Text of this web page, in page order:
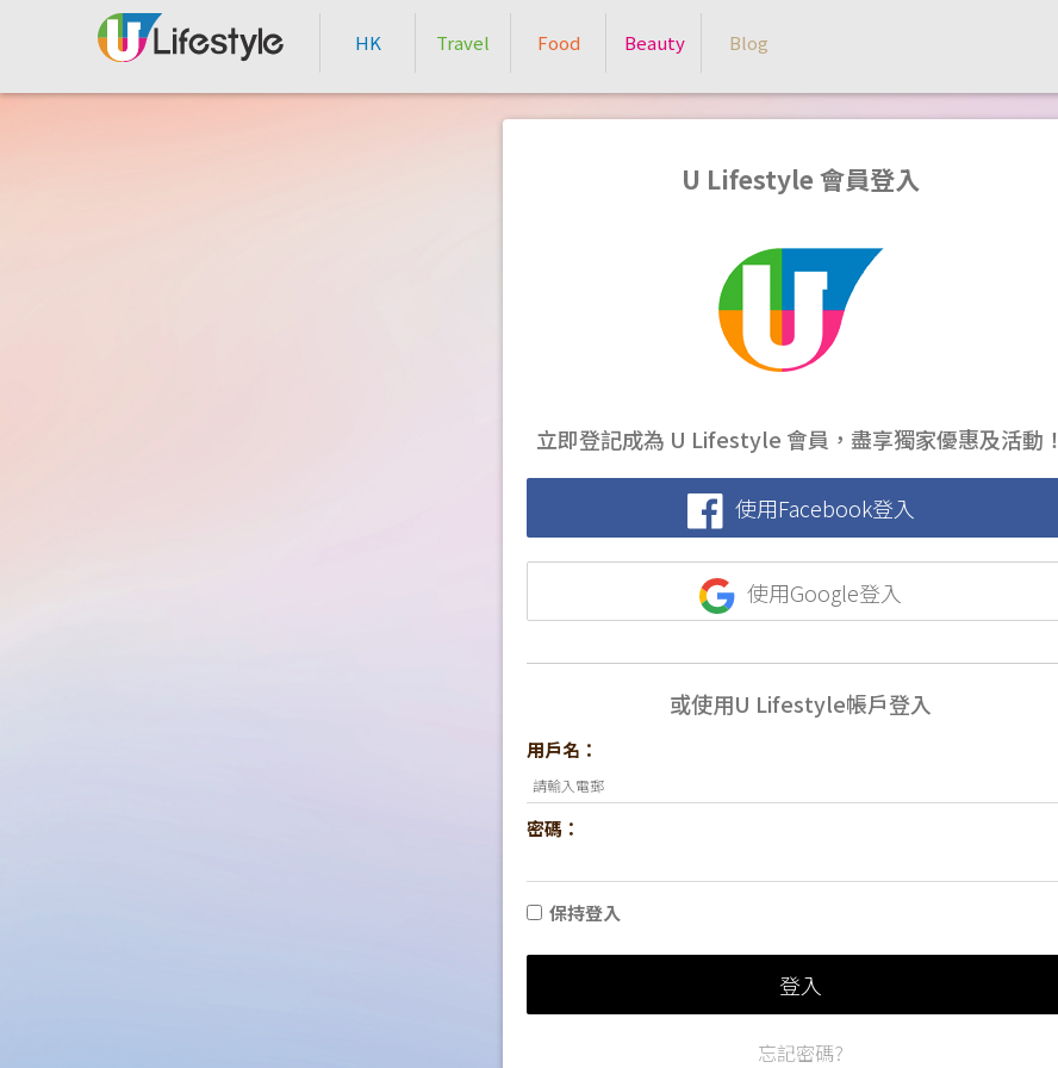
HK Travel Food Beauty Blog
U Lifestyle 會員登入
立即登記成為 U Lifestyle 會員，盡享獨家優惠及活動！
使用Facebook登入
使用Google登入
或使用U Lifestyle帳戶登入
用戶名：
密碼：
保持登入
登入
忘記密碼?